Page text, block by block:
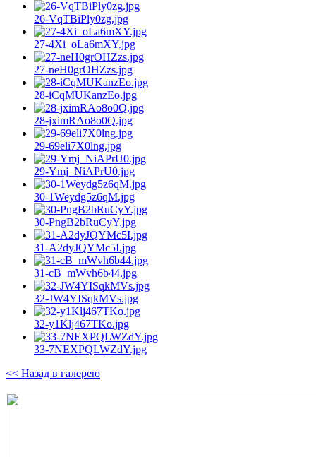
26-VqTBiPly0zg.jpg
27-4Xi_oLa6mXY.jpg
27-neH0grOHZzs.jpg
28-iCqMUKanzEo.jpg
28-jximRAo8o0Q.jpg
29-69eli7X0lng.jpg
29-Ymj_NiAPrU0.jpg
30-1Weydg5z6qM.jpg
30-PngB2bRuCyY.jpg
31-A2dyJQYMc5I.jpg
31-cB_mWvh6b44.jpg
32-JW4YISqkMVs.jpg
32-y1Klj467TKo.jpg
33-7NEXPQLWZdY.jpg
<< Назад в галерею